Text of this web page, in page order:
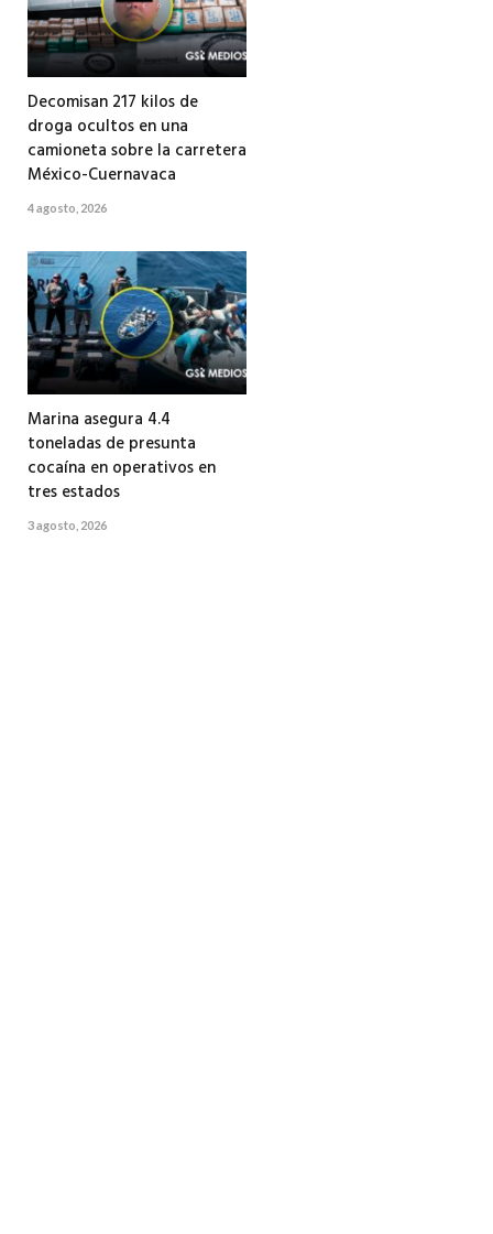
Decomisan 217 kilos de
droga ocultos en una
camioneta sobre la carretera
México-Cuernavaca
4 agosto, 2026
Marina asegura 4.4
toneladas de presunta
cocaína en operativos en
tres estados
3 agosto, 2026